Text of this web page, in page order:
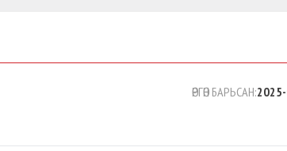
ӨРГӨН БАРЬСАН: